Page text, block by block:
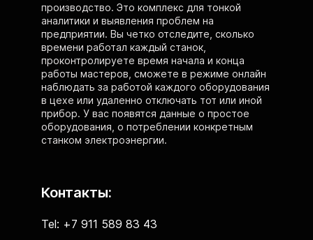
производство. Это комплекс для тонкой
аналитики и выявления проблем на
предприятии. Вы четко отследите, сколько
времени работал каждый станок,
проконтролируете время начала и конца
работы мастеров, сможете в режиме онлайн
наблюдать за работой каждого оборудования
в цехе или удаленно отключать тот или иной
прибор. У вас появятся данные о простое
оборудования, о потреблении конкретным
станком электроэнергии.
Контакты:
Tel: +7 911 589 83 43